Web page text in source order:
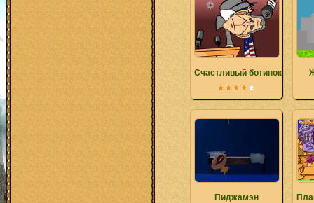
Счастливый ботинок
Пиджамэн